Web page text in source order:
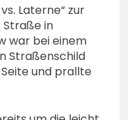
Gonzalez
Michael S.
a.d. Fulda
2026
führt an
Kontrollen im
durch
Jahre
Laterne“ zur
Straße in
war bei einem
Straßenschild
und prallte